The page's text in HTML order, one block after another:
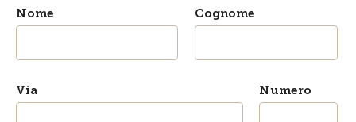
Nome Cognome
Via Numero